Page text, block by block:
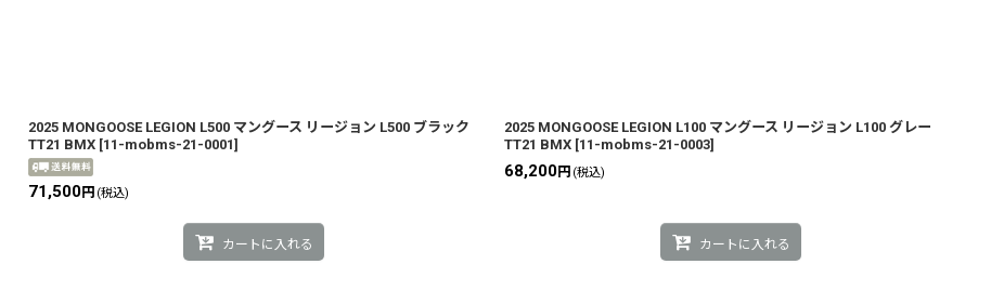
2025 MONGOOSE LEGION L500 マングース リージョン L500 ブラック
TT21 BMX [11-mobms-21-0001]
71,500円 (税込)
カートに入れる
2025 MONGOOSE LEGION L100 マングース リージョン L100 グレー
TT21 BMX [11-mobms-21-0003]
68,200円 (税込)
カートに入れる